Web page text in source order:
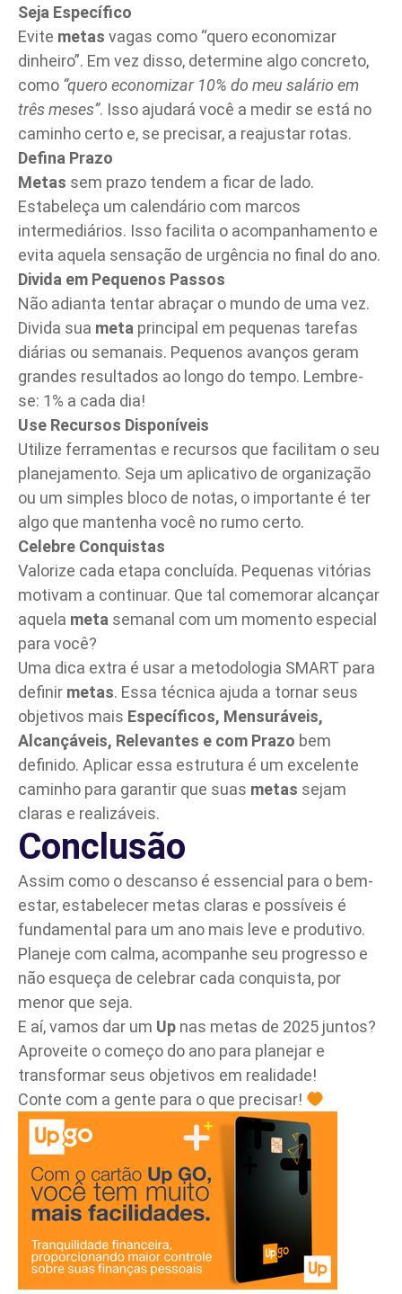
Seja Específico
Evite metas vagas como “quero economizar
dinheiro”. Em vez disso, determine algo concreto,
como “quero economizar 10% do meu salário em
três meses”. Isso ajudará você a medir se está no
caminho certo e, se precisar, a reajustar rotas.
Defina Prazo
Metas sem prazo tendem a ficar de lado.
Estabeleça um calendário com marcos
intermediários. Isso facilita o acompanhamento e
evita aquela sensação de urgência no final do ano.
Divida em Pequenos Passos
Não adianta tentar abraçar o mundo de uma vez.
Divida sua meta principal em pequenas tarefas
diárias ou semanais. Pequenos avanços geram
grandes resultados ao longo do tempo. Lembre-
se: 1% a cada dia!
Use Recursos Disponíveis
Utilize ferramentas e recursos que facilitam o seu
planejamento. Seja um aplicativo de organização
ou um simples bloco de notas, o importante é ter
algo que mantenha você no rumo certo.
Celebre Conquistas
Valorize cada etapa concluída. Pequenas vitórias
motivam a continuar. Que tal comemorar alcançar
aquela meta semanal com um momento especial
para você?
Uma dica extra é usar a metodologia SMART para
definir metas. Essa técnica ajuda a tornar seus
objetivos mais Específicos, Mensuráveis,
Alcançáveis, Relevantes e com Prazo bem
definido. Aplicar essa estrutura é um excelente
caminho para garantir que suas metas sejam
claras e realizáveis.
Conclusão
Assim como o descanso é essencial para o bem-
estar, estabelecer metas claras e possíveis é
fundamental para um ano mais leve e produtivo.
Planeje com calma, acompanhe seu progresso e
não esqueça de celebrar cada conquista, por
menor que seja.
E aí, vamos dar um Up nas metas de 2025 juntos?
Aproveite o começo do ano para planejar e
transformar seus objetivos em realidade!
Conte com a gente para o que precisar!